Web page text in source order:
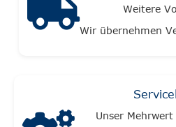
Weitere
Wir übernehmen
Unser